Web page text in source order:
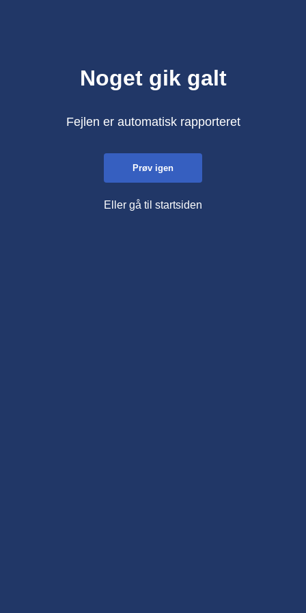
Noget gik galt
Fejlen er automatisk rapporteret
Prøv igen
Eller gå til startsiden